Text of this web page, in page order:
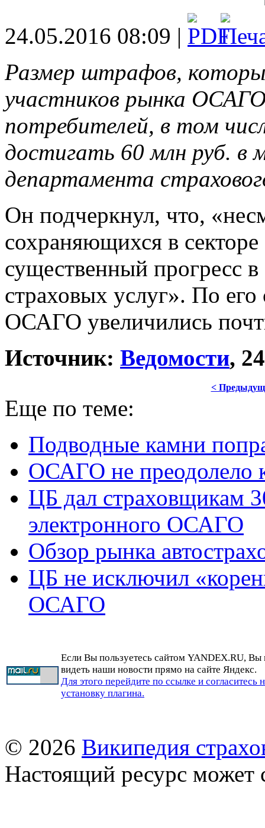
24.05.2016 08:09 |
Размер штрафов,
участников рынка
потребителей, в том
достигать 60 млн руб. в
департамента
Он подчеркнул, что,
сохраняющихся в
существенный прогресс
страховых услуг». По
ОСАГО увеличились
Источник: Ведомости,
<
Еще по теме:
Подводные камни
ОСАГО не преодолело
ЦБ дал страховщикам
электронного ОСАГО
Обзор рынка
ЦБ не исключил
ОСАГО
Если Вы пользуетесь сайтом YANDEX.RU, Вы
видеть наши новости прямо на сайте Яндекс.
Для этого перейдите по ссылке и согласитесь
установку плагина.
© 2026 Википедия
Настоящий ресурс может